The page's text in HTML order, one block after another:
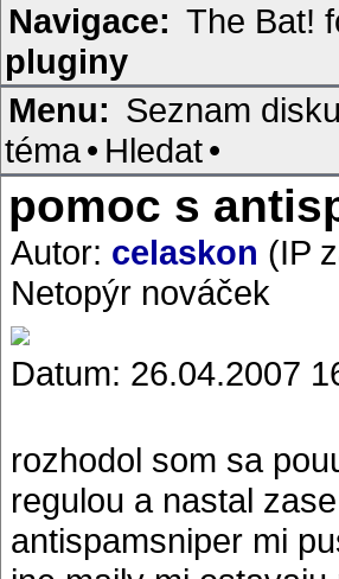
Navigace: The Bat!
pluginy
Menu: Seznam
téma• Hledat•
pomoc s
Autor: celaskon (IP
Netopýr nováček
Datum: 26.04.2007
rozhodol som sa
regulou a nastal
antispamsniper mi